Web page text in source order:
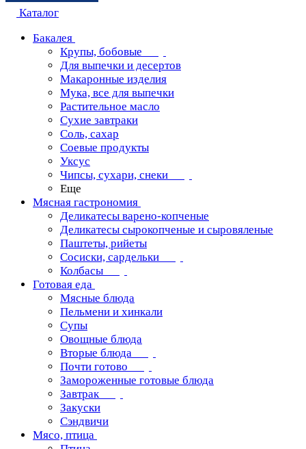
Каталог
Бакалея
Крупы, бобовые
Для выпечки и десертов
Макаронные изделия
Мука, все для выпечки
Растительное масло
Сухие завтраки
Соль, сахар
Соевые продукты
Уксус
Чипсы, сухари, снеки
Еще
Мясная гастрономия
Деликатесы варено-копченые
Деликатесы сырокопченые и сыровяленые
Паштеты, рийеты
Сосиски, сардельки
Колбасы
Готовая еда
Мясные блюда
Пельмени и хинкали
Супы
Овощные блюда
Вторые блюда
Почти готово
Замороженные готовые блюда
Завтрак
Закуски
Сэндвичи
Мясо, птица